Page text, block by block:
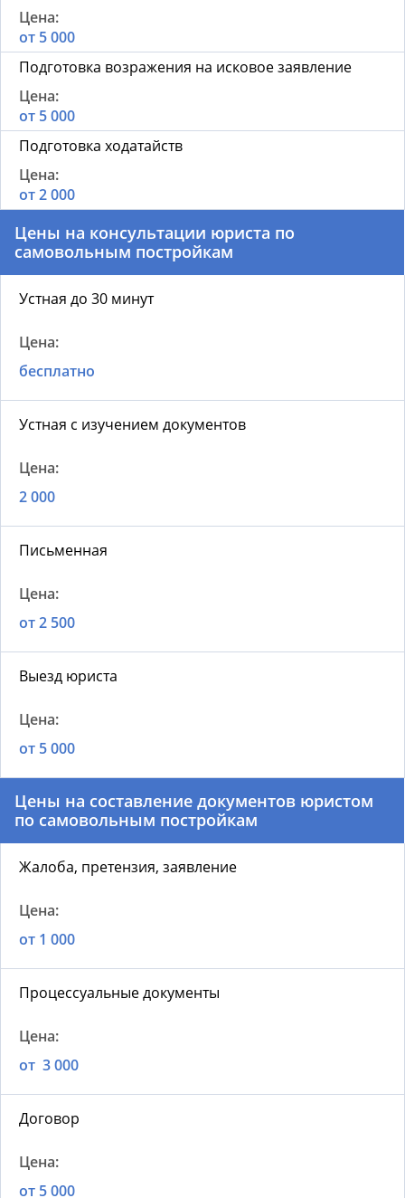
от 5 000
Подготовка возражения на исковое заявление
от 5 000
Подготовка ходатайств
от 2 000
Цены на консультации юриста по
самовольным постройкам
Устная до 30 минут
бесплатно
Устная с изучением документов
2 000
Письменная
от 2 500
Выезд юриста
от 5 000
Цены на составление документов юристом
по самовольным постройкам
Жалоба, претензия, заявление
от 1 000
Процессуальные документы
от 3 000
Договор
от 5 000